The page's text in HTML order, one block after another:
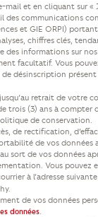
et en cliquant sur «
des communications
et GIE ORPI)
chiffres clés,
des informations sur
facultatif. Vous
désinscription
retrait de votre
trois (3) ans à
de conservation.
de rectification,
de vos données
sort de vos données
Vous pouvez
à l’adresse
de vos données
données.